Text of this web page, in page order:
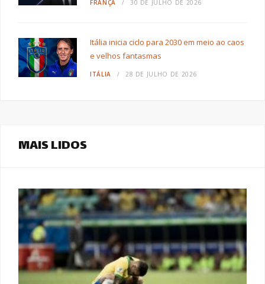
FRANÇA 30 DE JULHO DE 2026
Itália inicia ciclo para 2030 em meio ao caos
e velhos fantasmas
ITÁLIA 28 DE JULHO DE 2026
MAIS LIDOS